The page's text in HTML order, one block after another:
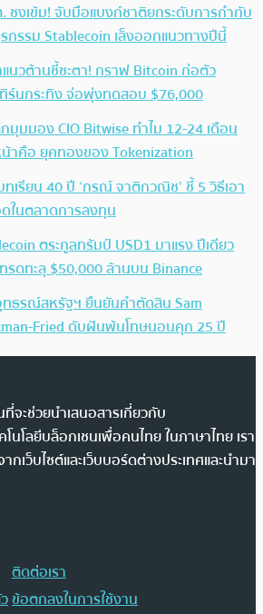
ชงเข้ม! จับมือแบงก์ชาติยกระดับการกำกับ
กรรม Stablecoin เล็งออกแนวทางปีนี้
นวต้านชี้ชะตา! กราฟ Bitcoin ก่อตัว
ร์นกระทิง จ่อพุ่งทดสอบ $76,000
กมุมมอง CIO Bitwise ทำไม 12-24 เดือน
าคือ ยุคทองของ Tokenization
เรียน 40 ปี ‘กรณ์ จาติกวณิช’ ชี้ 5 วิธีเอา
ในตลาดการลงทุน
ตระกูลทรัมป์ USD1 มาแรง ปีเดียว
รดทะลุ $50,000 ล้านบน Binance
ธรณ์สหรัฐฯ ยืนยันคำตัดสิน Sam
Fried ดับฝันพ้นโทษนอนคุก 25 ปี
จะช่วยนำเสนอสารเกี่ยวกับ
นโลยีบล็อกเชนเพื่อคนไทย ในภาษาไทย เรา
เว็บไซต์และเว็บบอร์ดต่างประเทศและนำมา
ติดต่อเรา
ข้อตกลงในการใช้งาน